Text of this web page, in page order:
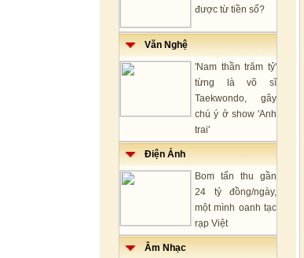
được từ tiền số?
Văn Nghệ
'Nam thần trăm tỷ'
từng là võ sĩ
Taekwondo, gây
chú ý ở show 'Anh
trai'
Điện Ảnh
Bom tấn thu gần
24 tỷ đồng/ngày,
một mình oanh tạc
rạp Việt
Âm Nhạc